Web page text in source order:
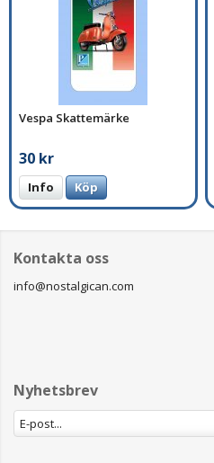
Vespa Skattemärke
30 kr
Info Köp
Kontakta oss
info@nostalgican.com
Nyhetsbrev